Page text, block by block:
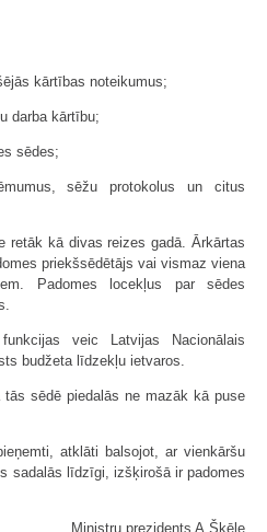
kārtības noteikumus;
darba kārtību;
sēdes;
sēžu protokolus un citus
retāk kā divas reizes gadā. Ārkārtas
priekšsēdētājs vai vismaz viena
Padomes locekļus par sēdes
veic Latvijas Nacionālais
budžeta līdzekļu ietvaros.
sēdē piedalās ne mazāk kā puse
atklāti balsojot, ar vienkāršu
sadalās līdzīgi, izšķirošā ir padomes
Ministru prezidents A.Šķēle